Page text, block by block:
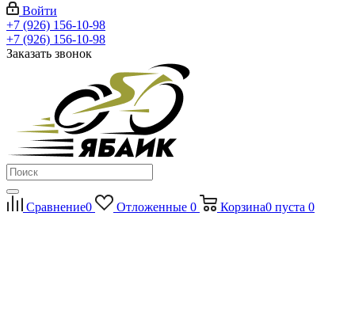
Войти
+7 (926) 156-10-98
+7 (926) 156-10-98
Заказать звонок
Сравнение0 Отложенные 0 Корзина0 пуста 0